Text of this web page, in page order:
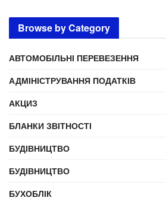
Browse by Category
АВТОМОБІЛЬНІ ПЕРЕВЕЗЕННЯ
АДМІНІСТРУВАННЯ ПОДАТКІВ
АКЦИЗ
БЛАНКИ ЗВІТНОСТІ
БУДІВНИЦТВО
БУДІВНИЦТВО
БУХОБЛІК